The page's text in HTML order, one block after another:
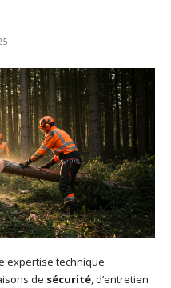
expertise technique
de sécurité, d’entretien